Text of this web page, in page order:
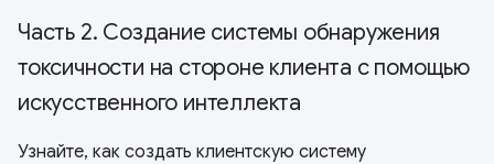
Часть 2. Создание системы обнаружения
токсичности на стороне клиента с помощью
искусственного интеллекта
Узнайте, как создать клиентскую систему